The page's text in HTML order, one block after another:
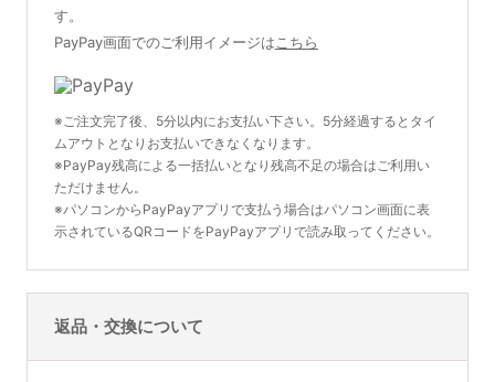
す。
PayPay画面でのご利用イメージはこちら
※ご注文完了後、5分以内にお支払い下さい。5分経過するとタイ
ムアウトとなりお支払いできなくなります。
※PayPay残高による一括払いとなり残高不足の場合はご利用い
ただけません。
※パソコンからPayPayアプリで支払う場合はパソコン画面に表
示されているQRコードをPayPayアプリで読み取ってください。
返品・交換について